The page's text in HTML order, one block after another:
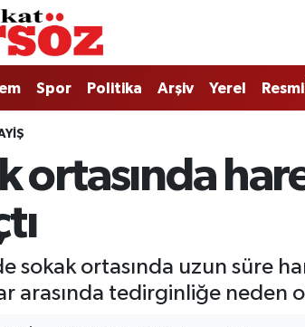
Spor Politika Arşiv Yerel
ortasında
sokak ortasında uzun süre
arasında tedirginliğe neden